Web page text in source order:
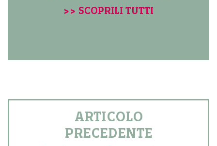
>> SCOPRILI TUTTI
ARTICOLO
PRECEDENTE